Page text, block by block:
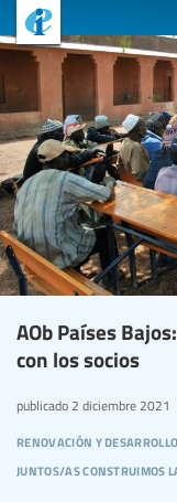
AOb Países
con los socios
renovación y
juntos/as construimos
publicado 2 diciembre 2021